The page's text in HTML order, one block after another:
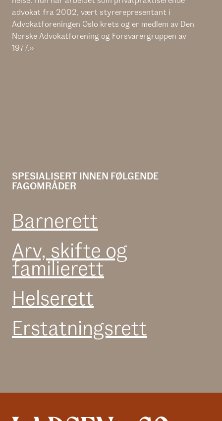
advokat fra 2002, vært styrerepresentant i
Advokatforeningen Oslo krets og er medlem av Den
Norske Advokatforening og Forsvarergruppen av
1977.»
SPESIALISERT INNEN FØLGENDE
FAGOMRÅDER
Barnerett
Arv, skifte og
familierett
Helserett
Erstatnings­rett